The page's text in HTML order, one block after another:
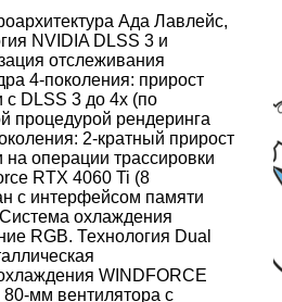
Ада Лавлейс,
NVIDIA DLSS 3 и
отслеживания
4-поколения: прирост
с DLSS 3 до 4x (по
процедурой рендеринга
2-кратный прирост
на операции трассировки
RTX 4060 Ti (8
с интерфейсом памяти
охлаждения
RGB. Технология Dual
WINDFORCE
80-мм вентилятора с